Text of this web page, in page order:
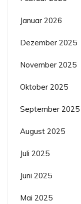
Januar 2026
Dezember 2025
November 2025
Oktober 2025
September 2025
August 2025
Juli 2025
Juni 2025
Mai 2025